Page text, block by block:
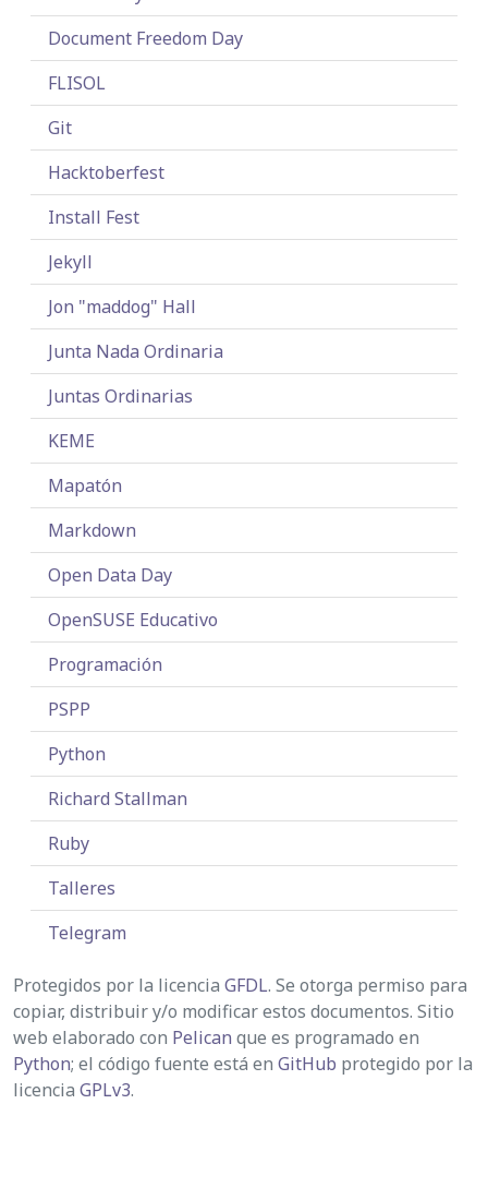
Document Freedom Day
FLISOL
Git
Hacktoberfest
Install Fest
Jekyll
Jon "maddog" Hall
Junta Nada Ordinaria
Juntas Ordinarias
KEME
Mapatón
Markdown
Open Data Day
OpenSUSE Educativo
Programación
PSPP
Python
Richard Stallman
Ruby
Talleres
Telegram
Protegidos por la licencia GFDL. Se otorga permiso para
copiar, distribuir y/o modificar estos documentos. Sitio
web elaborado con Pelican que es programado en
Python; el código fuente está en GitHub protegido por la
licencia GPLv3.